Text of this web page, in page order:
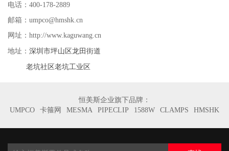
电话：400-178-2889
邮箱：umpco@hmshk.cn
网址：http://www.kaguwang.cn
地址： 深圳市坪山区龙田街道
老坑社区老坑工业区
恒美斯企业旗下品牌：
UMPCO
卡箍网 MESMA PIPECLIP 1588W CLAMPS HMSHK